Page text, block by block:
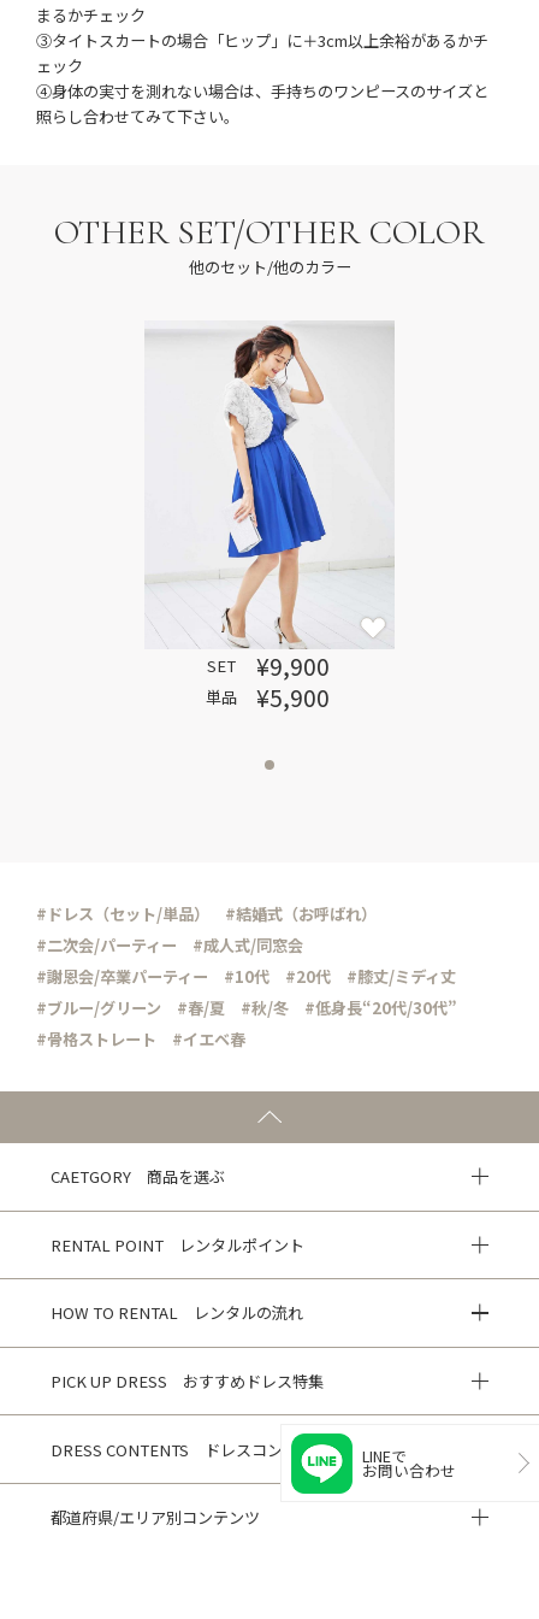
まるかチェック
③タイトスカートの場合「ヒップ」に＋3cm以上余裕があるかチ
ェック
④身体の実寸を測れない場合は、手持ちのワンピースのサイズと
照らし合わせてみて下さい。
OTHER SET/OTHER COLOR
他のセット/他のカラー
SET ¥9,900
単品 ¥5,900
#ドレス（セット/単品）
#結婚式（お呼ばれ）
#二次会/パーティー
#成人式/同窓会
#謝恩会/卒業パーティー
#10代 #20代
#膝丈/ミディ丈
#ブルー/グリーン
#春/夏 #秋/冬
#低身長“20代/30代”
#骨格ストレート
#イエベ春
CAETGORY 商品を選ぶ
RENTAL POINT レンタルポイント
HOW TO RENTAL レンタルの流れ
PICK UP DRESS おすすめドレス特集
DRESS CONTENTS ドレスコンテンツ
都道府県/エリア別コンテンツ
LINEで
お問い合わせ